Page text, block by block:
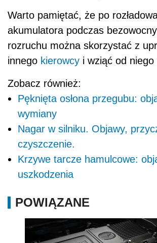
Warto pamiętać, że po
akumulatora podczas
rozruchu można skorzystać z
innego kierowcy i wziąć od
Zobacz również:
Pęknięta osłona przegubu:
wymiany
Nagar w silniku. Objawy,
czyszczenie.
Krzywe tarcze hamulcowe:
uszkodzenia
POWIĄZANE